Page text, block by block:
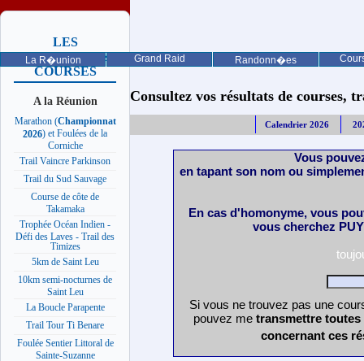
La R�union Grand Raid Randonn�es
LES
PROCHAINES
COURSES
A la Réunion
Marathon (Championnat
2026) et Foulées de la
Corniche
Trail Vaincre Parkinson
Trail du Sud Sauvage
Course de côte de
Takamaka
Trophée Océan Indien -
Défi des Laves - Trail des
Timizes
5km de Saint Leu
10km semi-nocturnes de
Saint Leu
La Boucle Parapente
Trail Tour Ti Benare
Foulée Sentier Littoral de
Sainte-Suzanne
Consultez vos résultats de courses,
Calendrier 2026
Vous
en tapant son nom ou
En cas d'homonyme, vous
vous cherchez
Si vous ne trouvez pas une
pouvez me transmettre
concernant ces